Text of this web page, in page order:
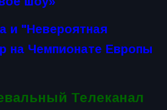
и "Невероятная
на Чемпионате Европы
Телеканал